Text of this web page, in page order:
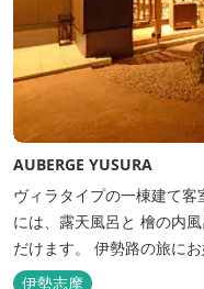
AUBERGE YUSURA
ヴィラタイプの一棟建て
には、露天風呂と 檜の内
だけます。 伊勢路の旅に
「AUBERGE YUSURA」が
伊勢志摩